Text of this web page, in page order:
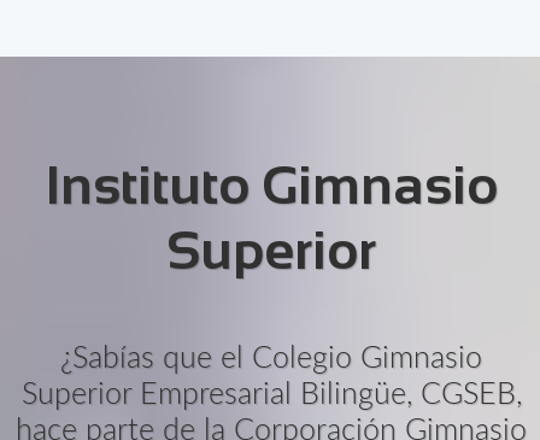
Instituto Gimnasio
Superior
¿Sabías que el Colegio Gimnasio
Superior Empresarial Bilingüe, CGSEB,
hace parte de la Corporación Gimnasio